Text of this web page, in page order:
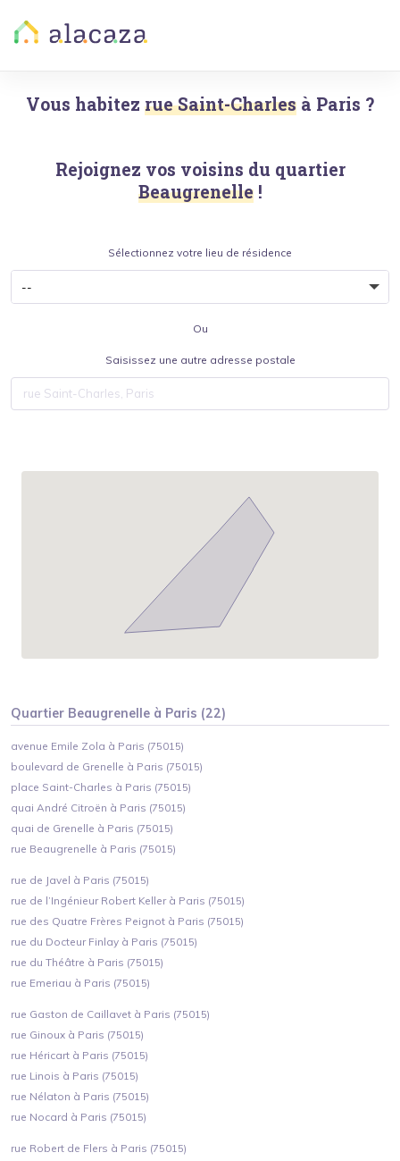
Vous habitez rue Saint-Charles à Paris ?
Rejoignez vos voisins du quartier
Beaugrenelle !
Sélectionnez votre lieu de résidence
Ou
Saisissez une autre adresse postale
Quartier Beaugrenelle à Paris (22)
avenue Emile Zola à Paris (75015)
boulevard de Grenelle à Paris (75015)
place Saint-Charles à Paris (75015)
quai André Citroën à Paris (75015)
quai de Grenelle à Paris (75015)
rue Beaugrenelle à Paris (75015)
rue de Javel à Paris (75015)
rue de l’Ingénieur Robert Keller à Paris (75015)
rue des Quatre Frères Peignot à Paris (75015)
rue du Docteur Finlay à Paris (75015)
rue du Théâtre à Paris (75015)
rue Emeriau à Paris (75015)
rue Gaston de Caillavet à Paris (75015)
rue Ginoux à Paris (75015)
rue Héricart à Paris (75015)
rue Linois à Paris (75015)
rue Nélaton à Paris (75015)
rue Nocard à Paris (75015)
rue Robert de Flers à Paris (75015)